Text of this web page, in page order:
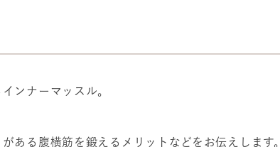
ンナーマッスル。
ある腹横筋を鍛えるメリットなどをお伝えします